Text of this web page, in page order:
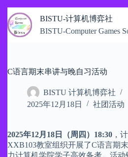
跳
过
内
BISTU-计算机博弈社
BISTU-Computer Games
C语言期末串讲与晚自习活动
BISTU 计算机博弈社
2025年12月18日
社团活动
​2025年12月18日（周四）18:30 ，
XXB103教室组织开展了C语言期
力计算机学院学子高效备考。活